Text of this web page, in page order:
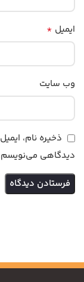
ایمیل *
وب‌ سایت
ذخیره نام،
دیدگاهی